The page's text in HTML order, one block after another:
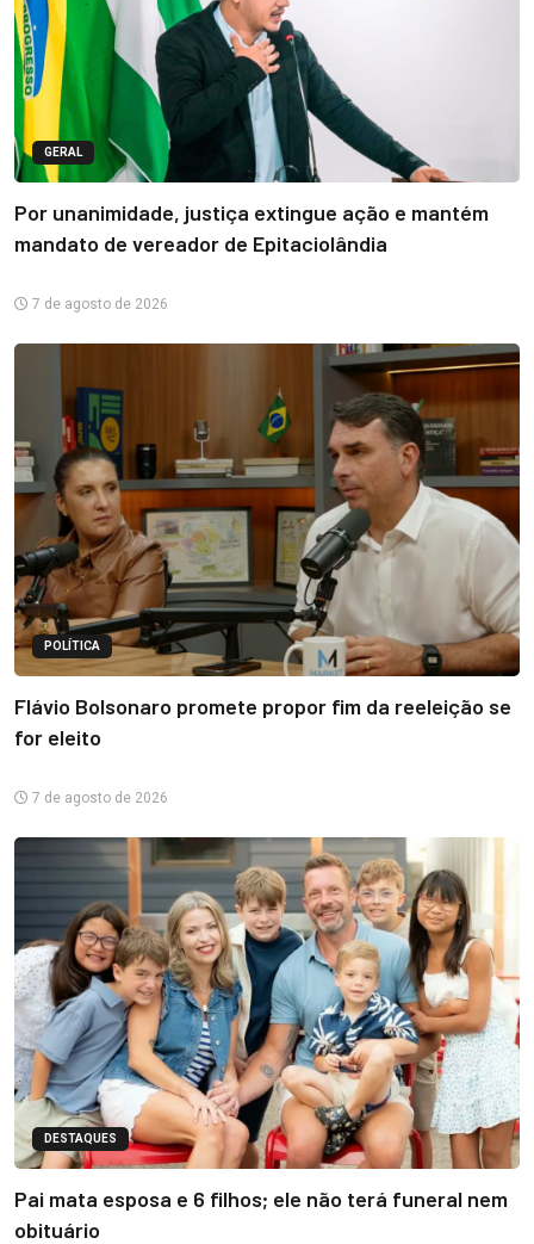
GERAL
Por unanimidade, justiça extingue ação e mantém
mandato de vereador de Epitaciolândia
7 de agosto de 2026
POLÍTICA
Flávio Bolsonaro promete propor fim da reeleição se
for eleito
7 de agosto de 2026
DESTAQUES
Pai mata esposa e 6 filhos; ele não terá funeral nem
obituário